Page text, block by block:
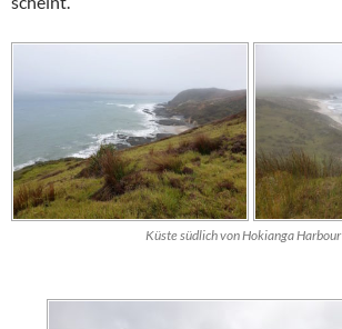
Küste südlich von Hokianga Harbour